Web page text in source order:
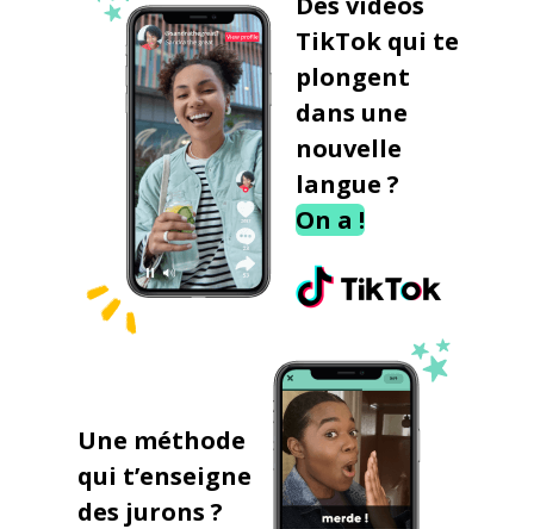
TikTok qui te
plongent
dans une
nouvelle
langue ?
On a !
Une méthode
qui t’enseigne
des jurons ?